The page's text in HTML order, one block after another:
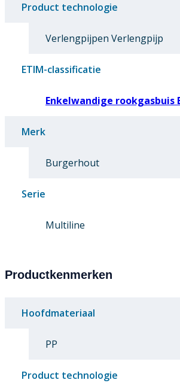
Product technologie
Verlengpijpen Verlengpijp
ETIM-classificatie
Enkelwandige rookgasbuis
Merk
Burgerhout
Serie
Multiline
Productkenmerken
Hoofdmateriaal
PP
Product technologie